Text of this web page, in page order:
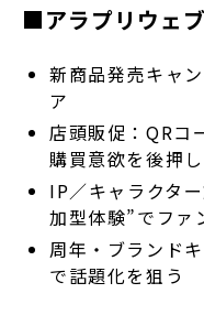
■アラプリウェ
新商品発売キャ
ア
店頭販促：QRコ
購買意欲を後押し
IP／キャラクタ
加型体験”でファ
周年・ブランド
で話題化を狙う